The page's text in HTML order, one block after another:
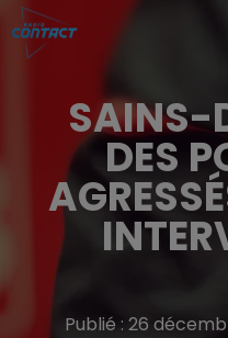
SAINS-
DES
Publié : 26